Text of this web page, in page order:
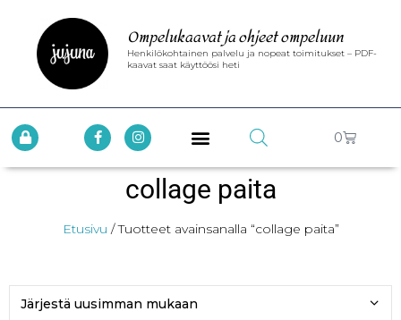
Ompelukaavat ja ohjeet ompeluun
Henkilökohtainen palvelu ja nopeat toimitukset – PDF-
kaavat saat käyttöösi heti
0
collage paita
Etusivu / Tuotteet avainsanalla “collage paita”